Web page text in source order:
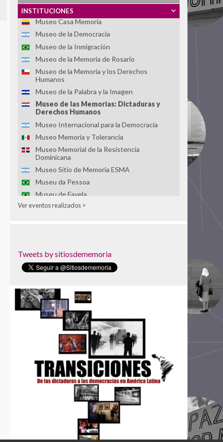
INSTITUCIONES
Museo Casa de la Memoria Indómita (MuCMI)
Museo Casa Memoria
Museo de la Democracia
Museo de la Inmigración
Museo de la Memoria de Rosario
Museo de la Memoria y los Derechos
Humanos
Museo de la Palabra y la Imagen
Museo de las Memorias: Dictaduras y
Derechos Humanos
Museo Internacional para la Democracia
Museo Memoria y Tolerancia
Museo Memorial de la Resistencia
Dominicana
Museo Sitio de Memoria ESMA
Museu da Pessoa
Museu de Favela
Núcleo da Preservação da Memória Política
Red Nacional de Sitios de Memoria de
Uruguay
Sociedad Civil Las Abejas
Ver eventos realizados >
Tweets by sitiosdememoria